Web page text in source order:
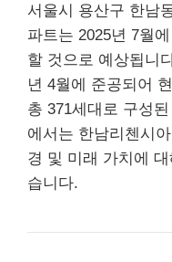
서울시 용산구 한남
파트는 2025년 7월
할 것으로 예상됩니
년 4월에 준공되어
총 371세대로 구성
에서는 한남리첸시
경 및 미래 가치에
습니다.